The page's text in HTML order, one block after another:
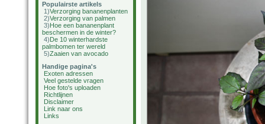
Populairste artikels
1)Verzorging bananenplanten
2)Verzorging van palmen
3)Hoe een bananenplant
beschermen in de winter?
4)De 10 winterhardste
palmbomen ter wereld
5)Zaaien van avocado
Handige pagina's
Exoten adressen
Veel gestelde vragen
Hoe foto's uploaden
Richtlijnen
Disclaimer
Link naar ons
Links